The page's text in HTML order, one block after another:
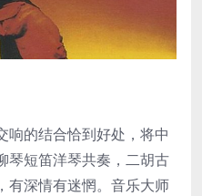
响的结合恰到好处，将中
琴短笛洋琴共奏，二胡古
有深情有迷惘。音乐大师